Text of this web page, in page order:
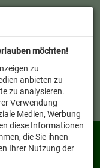
möchten!
zu
anbieten zu
zu analysieren.
Verwendung
Medien, Werbung
diese Informationen
die Sie ihnen
Ihrer Nutzung der